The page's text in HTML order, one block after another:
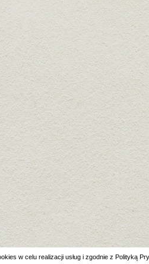
w celu realizacji usług i zgodnie z Polityką